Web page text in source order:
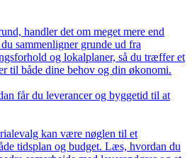
handler det om meget mere end
sammenligner grunde ud fra
og lokalplaner, så du træffer et
til både dine behov og din økonomi.
får du leverancer og byggetid til at
kan være nøglen til et
tidsplan og budget. Læs, hvordan du